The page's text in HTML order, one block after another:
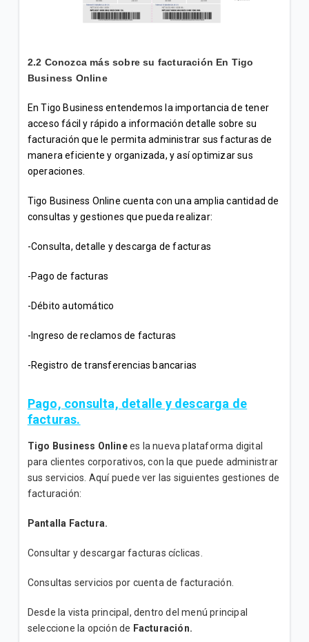
2.2 Conozca más sobre su facturación En Tigo
Business Online
En Tigo Business entendemos la importancia de tener
acceso fácil y rápido a información detalle sobre su
facturación que le permita administrar sus facturas de
manera eficiente y organizada, y así optimizar sus
operaciones.
Tigo Business Online cuenta con una amplia cantidad de
consultas y gestiones que pueda realizar:
-Consulta, detalle y descarga de facturas
-Pago de facturas
-Débito automático
-Ingreso de reclamos de facturas
-Registro de transferencias bancarias
Pago, consulta, detalle y descarga de
facturas.
Tigo Business Onlinees la nueva plataforma digital
para clientes corporativos, con la que puede administrar
sus servicios. Aquí puede ver las siguientes gestiones de
facturación:
Pantalla Factura.
Consultar y descargar facturas cíclicas.
Consultas servicios por cuenta de facturación.
Desde la vista principal, dentro del menú principal
seleccione la opción de Facturación.